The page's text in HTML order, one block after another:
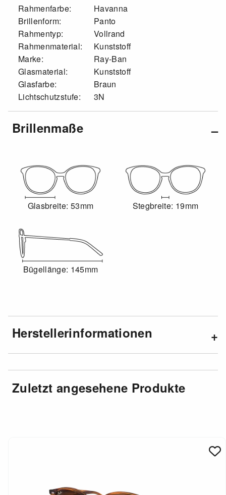
Rahmenfarbe:
Havanna
Brillenform:
Panto
Rahmentyp:
Vollrand
Rahmenmaterial:
Kunststoff
Marke:
Ray-Ban
Glasmaterial:
Kunststoff
Glasfarbe:
Braun
Lichtschutzstufe:
3N
Brillenmaße
Glasbreite: 53mm Stegbreite: 19mm
Bügellänge: 145mm
Herstellerinformationen
Zuletzt angesehene Produkte